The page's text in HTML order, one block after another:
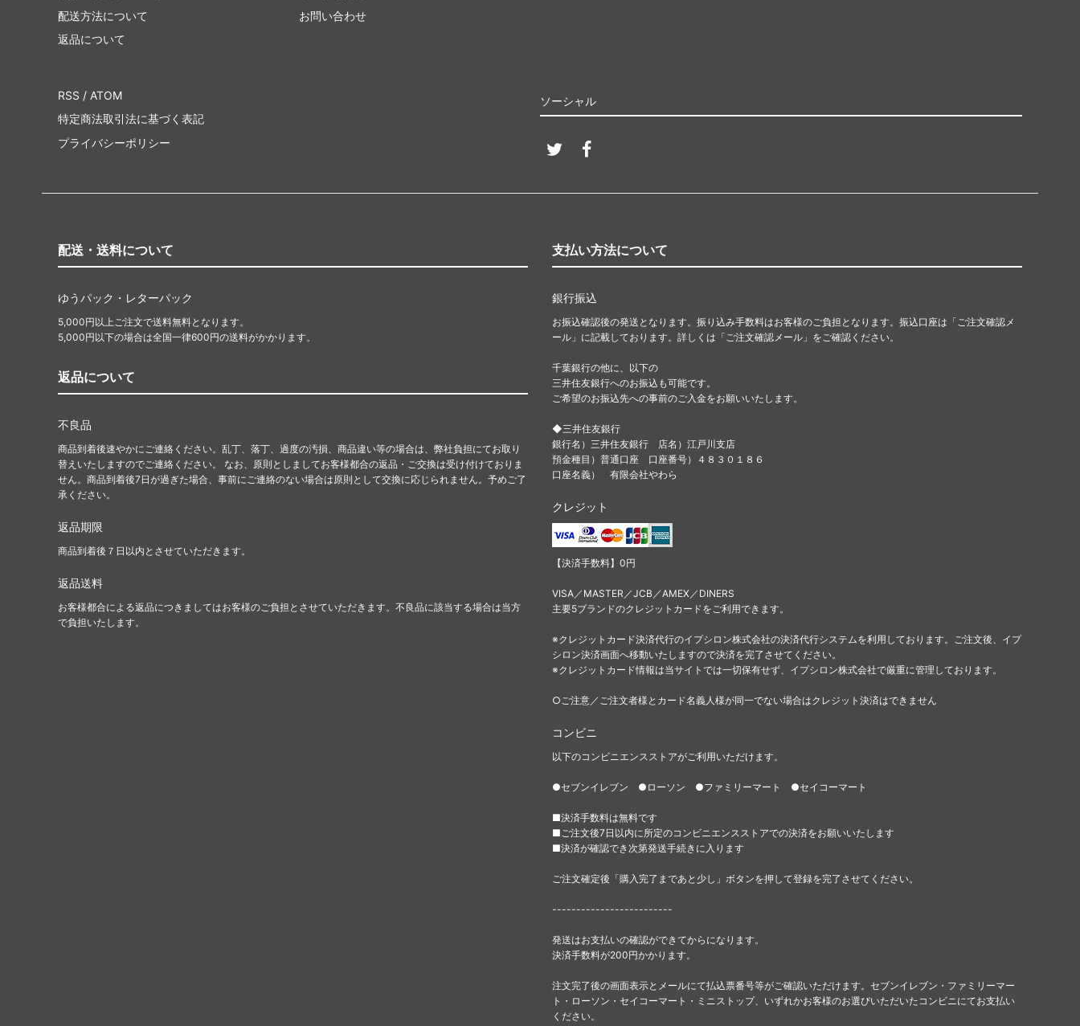
配送方法について
返品について
お問い合わせ
ソーシャル
RSS / ATOM
特定商法取引法に基づく表記
プライバシーポリシー
配送・送料について
ゆうパック・レターパック
5,000円以上ご注文で送料無料となります。
5,000円以下の場合は全国一律600円の送料がかかります。
返品について
不良品
商品到着後速やかにご連絡ください。乱丁、落丁、過度の汚損、商品違い等の場合は、弊社負担にてお取り
替えいたしますのでご連絡ください。 なお、原則としましてお客様都合の返品・ご交換は受け付けておりま
せん。商品到着後7日が過ぎた場合、事前にご連絡のない場合は原則として交換に応じられません。予めご了
承ください。
返品期限
商品到着後７日以内とさせていただきます。
返品送料
お客様都合による返品につきましてはお客様のご負担とさせていただきます。不良品に該当する場合は当方
で負担いたします。
支払い方法について
銀行振込
お振込確認後の発送となります。振り込み手数料はお客様のご負担となります。振込口座は「ご注文確認メ
ール」に記載しております。詳しくは「ご注文確認メール」をご確認ください。
千葉銀行の他に、以下の
三井住友銀行へのお振込も可能です。
ご希望のお振込先への事前のご入金をお願いいたします。
◆三井住友銀行
銀行名）三井住友銀行 店名）江戸川支店
預金種目）普通口座 口座番号）４８３０１８６
口座名義） 有限会社やわら
クレジット
【決済手数料】0円
VISA／MASTER／JCB／AMEX／DINERS
主要5ブランドのクレジットカードをご利用できます。
※クレジットカード決済代行のイプシロン株式会社の決済代行システムを利用しております。ご注文後、イプ
シロン決済画面へ移動いたしますので決済を完了させてください。
※クレジットカード情報は当サイトでは一切保有せず、イプシロン株式会社で厳重に管理しております。
○ご注意／ご注文者様とカード名義人様が同一でない場合はクレジット決済はできません
コンビニ
以下のコンビニエンスストアがご利用いただけます。
●セブンイレブン ●ローソン ●ファミリーマート ●セイコーマート
■決済手数料は無料です
■ご注文後7日以内に所定のコンビニエンスストアでの決済をお願いいたします
■決済が確認でき次第発送手続きに入ります
ご注文確定後「購入完了まであと少し」ボタンを押して登録を完了させてください。
-------------------------
発送はお支払いの確認ができてからになります。
決済手数料が200円かかります。
注文完了後の画面表示とメールにて払込票番号等がご確認いただけます。セブンイレブン・ファミリーマー
ト・ローソン・セイコーマート・ミニストップ、いずれかお客様のお選びいただいたコンビニにてお支払い
ください。